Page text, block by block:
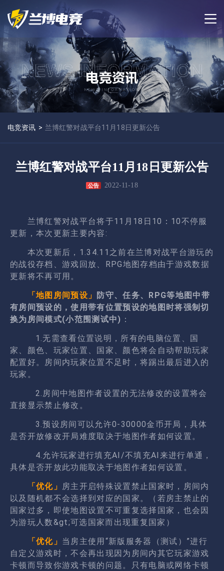
电竞资讯 > 兰博红警对战平台11月18日更新公告
兰博红警对战平台11月18日更新公告
公告 2022-11-18
兰博红警对战平台将于11月18日10：10不停服
更新，本次更新主要内容:
本次更新后，1.34.11之前在兰博对战平台游玩的
的战役存档、游戏回放、RPG地图存档由于游戏数据
更新将不再可用。
「地图房间预设」
防守、任务、RPG等地图中带
有房间预设的，使用带有位置预设的地图时将强制切
换为房间模式(小范围测试中) ：
1.无需查看位置说明，所有的电脑位置、国
家、颜色、玩家位置、国家、颜色将会自动帮助玩家
配置好。房间内玩家位置不足时，将踢出最后进入的
玩家。
2.房间中地图作者设置的无法修改的设置将会
直接显示禁止修改。
3.预设房间可以允许0-30000金币开局，具体
是否开放修改开局难度取决于地图作者如何设置。
4.允许玩家进行填充AI/不填充AI来进行单通，
具体是否开放此功能取决于地图作者如何设置。
「优化」 房主开启特殊设置禁止国家时，房间内
以及随机都不会选择到对应的国家。（若房主禁止的
国家过多，即使地图设置不可重复选择国家，也会因
为游玩人数&gt;可选国家而出现重复国家）
「优化」 当房主使用“新版服务器（测试）”进行
自定义游戏时，不会再出现因为房间内其它玩家游戏
卡顿而导致你游戏卡顿的问题。只有电脑或网络卡顿